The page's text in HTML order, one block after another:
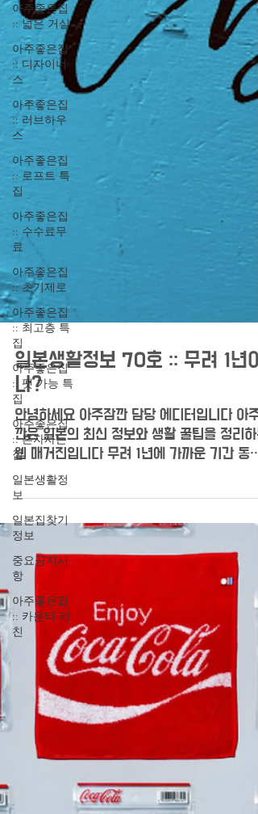
아주좋은집
:: 넓은 거실
아주좋은집
:: 디자이너
스
아주좋은집
:: 러브하우
스
아주좋은집
:: 로프트 특
집
아주좋은집
:: 수수료무
료
아주좋은집
:: 초기제로
아주좋은집
:: 최고층 특
집
아주좋은집
:: 펫 가능 특
집
아주좋은집
:: 혼자사는
집
일본생활정
보
일본집찾기
정보
중요공지사
항
아주좋은집
:: 카운터 키
친
일본생활정보 70호 :: 무려 1년이
나?
안녕하세요 아주잠깐 담당 에디터입니다 아주
깐은 일본의 최신 정보와 생활 꿀팁을 정리하
웹 매거진입니다 무려 1년에 가까운 기간 동안
연재 되었는데요 회사 내부 사정으로 인해 70
호로 마지막인사를 드리게 되었습니다 아주잠
이라는 콘텐츠를...